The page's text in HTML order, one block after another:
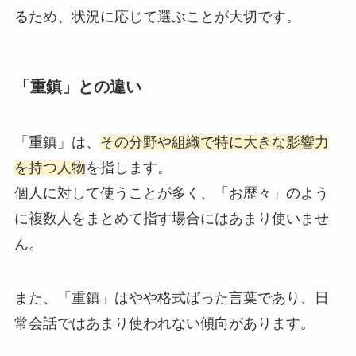
るため、状況に応じて選ぶことが大切です。
「重鎮」との違い
「重鎮」は、 その分野や組織で特に大きな影響力
を持つ人物を指します。
個人に対して使うことが多く、「お歴々」のよう
に複数人をまとめて指す場合にはあまり使いませ
ん。
また、「重鎮」はやや格式ばった言葉であり、日
常会話ではあまり使われない傾向があります。